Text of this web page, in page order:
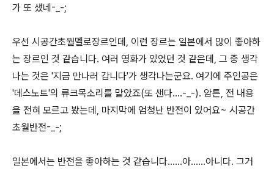
가 또 샜네-_-;
우선 시공간초월멜로장르인데, 이런 장르는 일본에서 많이 좋아하
는 장르인 것 같습니다. 여러 영화가 있었던 것 같은데, 그 중 생각
나는 것은 '지금 만나러 갑니다'가 생각나는군요. 여기에 주인공은
'데스노트'의 류크목소리를 맡았죠(또 샌다....-_-). 암튼, 전 내용
을 전혀 모르고 봤는데, 마지막에 엄청난 반전이 있어요~ 시공간
초월반전-_-;
일본에서는 반전을 좋아하는 것 같습니다......아......아니다. 그거